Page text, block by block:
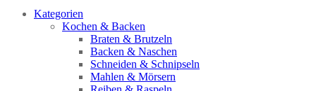
Kategorien
Kochen & Backen
Braten & Brutzeln
Backen & Naschen
Schneiden & Schnipseln
Mahlen & Mörsern